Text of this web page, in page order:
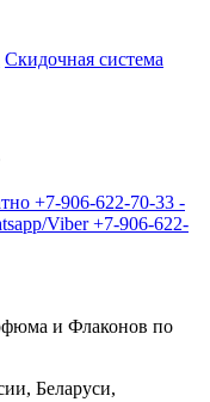
Скидочная система
+7-906-622-70-33 -
Viber+7-906-622-
и Флаконов по
Беларуси,